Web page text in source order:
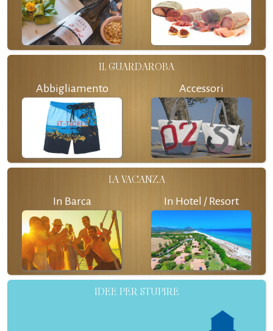
IL GUARDAROBA
Abbigliamento Accessori
LA VACANZA
In Barca In Hotel / Resort
IDEE PER STUPIRE